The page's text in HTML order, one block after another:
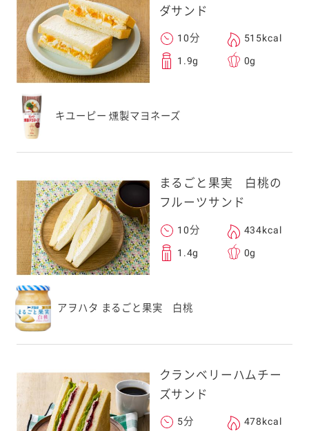
ダサンド
10分 515kcal
1.9g 0g
キユーピー 燻製マヨネーズ
まるごと果実 白桃の
フルーツサンド
10分 434kcal
1.4g 0g
アヲハタ まるごと果実 白桃
クランベリーハムチー
ズサンド
5分 478kcal